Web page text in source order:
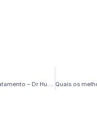
Cálculo Renal: tratamento – Dr Hugo Campezato – Urologista Joinville